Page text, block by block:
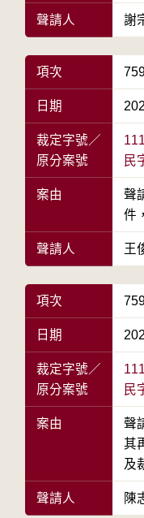
聲請人 謝
項次
日期
裁定字號／
原分案號
民
案由
聲
件
聲請人 王
項次
日期
裁定字號／
原分案號
民
案由
聲
其
及
聲請人 陳